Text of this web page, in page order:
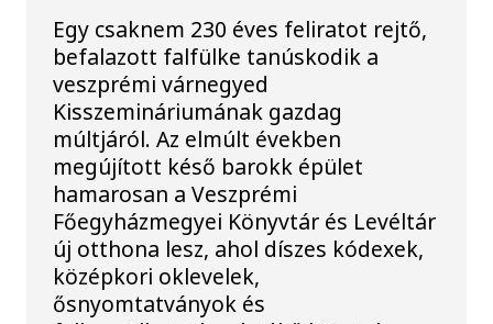
Egy csaknem 230 éves feliratot rejtő,
befalazott falfülke tanúskodik a
veszprémi várnegyed
Kisszemináriumának gazdag
múltjáról. Az elmúlt években
megújított késő barokk épület
hamarosan a Veszprémi
Főegyházmegyei Könyvtár és Levéltár
új otthona lesz, ahol díszes kódexek,
középkori oklevelek,
ősnyomtatványok és